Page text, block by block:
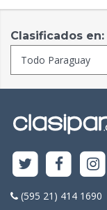
Clasificados en:
(595 21) 414 1690